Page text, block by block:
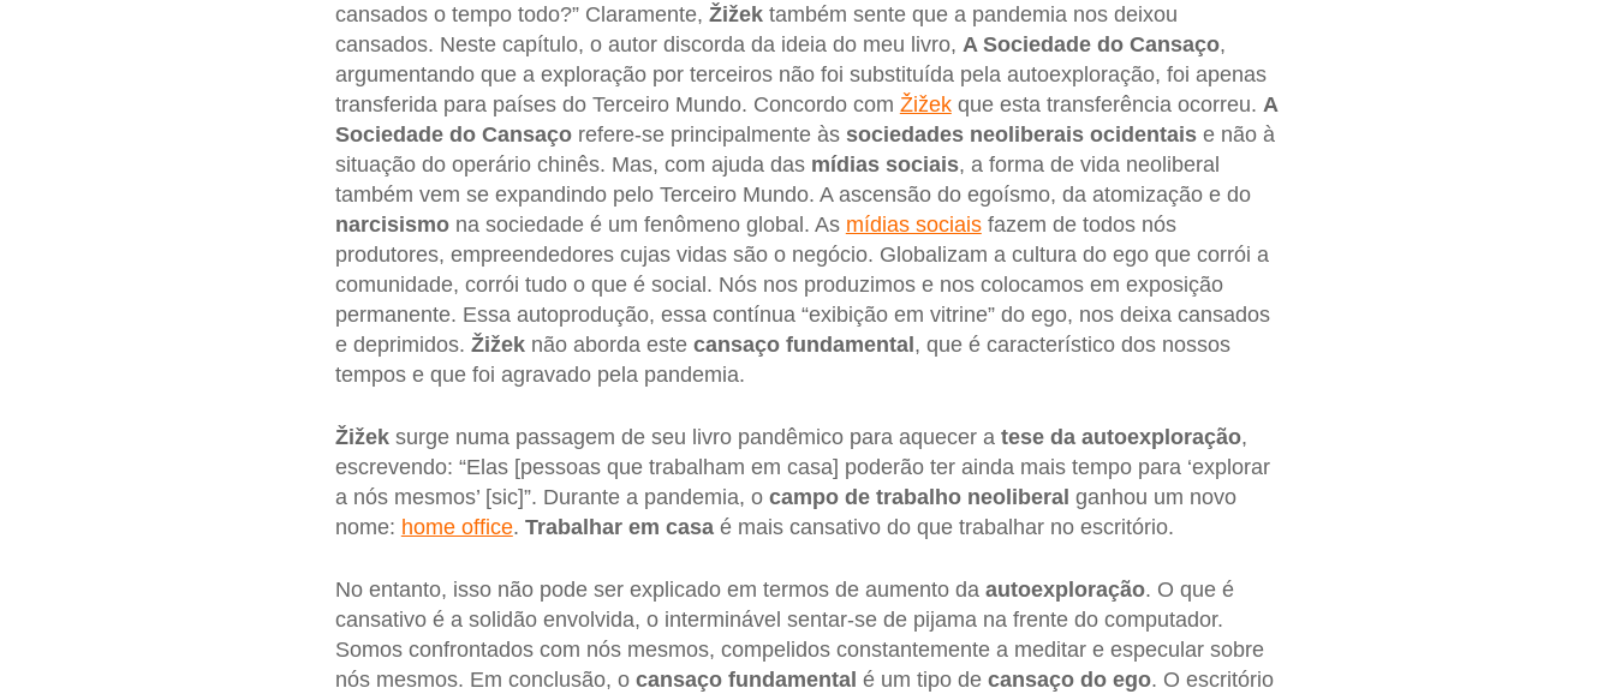
cansados ​​o tempo todo?” Claramente, Žižektambém sente que a pandemia nos deixou
cansados. Neste capítulo, o autor discorda da ideia do meu livro, A Sociedade do Cansaço,
argumentando que a exploração por terceiros não foi substituída pela autoexploração, foi apenas
transferida para países do Terceiro Mundo. Concordo com Žižekque esta transferência ocorreu. A
Sociedade do Cansaçorefere-se principalmente às sociedades neoliberais ocidentaise não à
situação do operário chinês. Mas, com ajuda das mídias sociais, a forma de vida neoliberal
também vem se expandindo pelo Terceiro Mundo. A ascensão do egoísmo, da atomização e do
narcisismona sociedade é um fenômeno global. As mídias sociaisfazem de todos nós
produtores, empreendedores cujas vidas são o negócio. Globalizam a cultura do ego que corrói a
comunidade, corrói tudo o que é social. Nós nos produzimos e nos colocamos em exposição
permanente. Essa autoprodução, essa contínua “exibição em vitrine” do ego, nos deixa cansados ​​
e deprimidos. Žižeknão aborda este cansaço fundamental , que é característico dos nossos
tempos e que foi agravado pela pandemia.
Žižeksurge numa passagem de seu livro pandêmico para aquecer a tese da autoexploração,
escrevendo: “Elas [pessoas que trabalham em casa] poderão ter ainda mais tempo para ‘explorar
a nós mesmos’ [sic]”. Durante a pandemia, o campo de trabalho neoliberal ganhou um novo
nome: home office. Trabalhar em casaé mais cansativo do que trabalhar no escritório.
No entanto, isso não pode ser explicado em termos de aumento da autoexploração. O que é
cansativo é a solidão envolvida, o interminável sentar-se de pijama na frente do computador.
Somos confrontados com nós mesmos, compelidos constantemente a meditar e especular sobre
nós mesmos. Em conclusão, o cansaço fundamental é um tipo de cansaço do ego. O escritório